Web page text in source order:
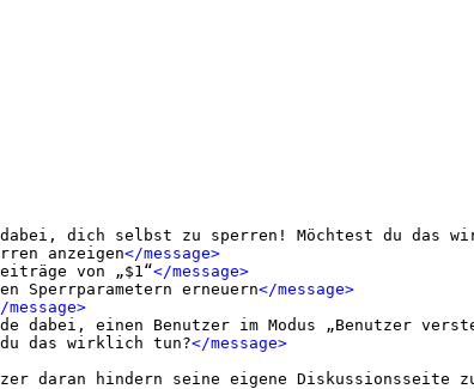
dich selbst zu sperren! Möchtest du das
anzeigen</message>
von „$1“</message>
Sperrparametern erneuern</message>
message>
dabei, einen Benutzer im Modus „Benutzer
das wirklich tun?</message>
daran hindern seine eigene Diskussionsseite